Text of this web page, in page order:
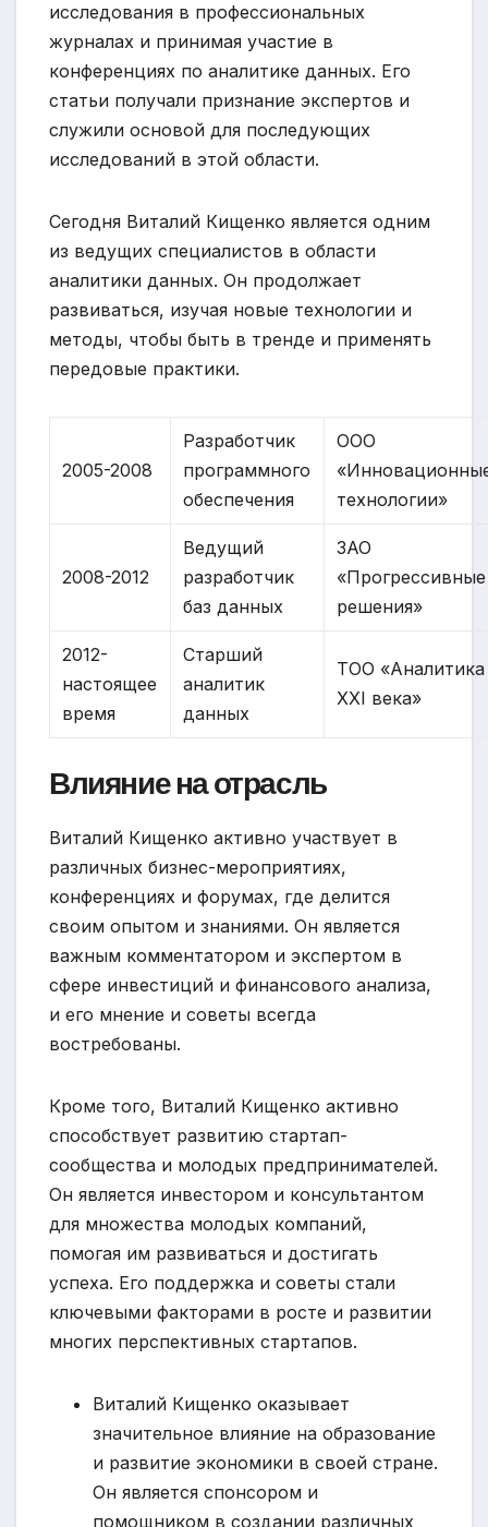
исследования в профессиональных
журналах и принимая участие в
конференциях по аналитике данных. Его
статьи получали признание экспертов и
служили основой для последующих
исследований в этой области.
Сегодня Виталий Кищенко является одним
из ведущих специалистов в области
аналитики данных. Он продолжает
развиваться, изучая новые технологии и
методы, чтобы быть в тренде и применять
передовые практики.
2005-2008
Разработчик
программного
обеспечения
ООО
технологии»
2008-2012
Ведущий
разработчик
баз данных
ЗАО
«Прогрессивные
решения»
2012-
настоящее
время
Старший
аналитик
данных
ТОО «Аналитика
XXI века»
Влияние на отрасль
Виталий Кищенко активно участвует в
различных бизнес-мероприятиях,
конференциях и форумах, где делится
своим опытом и знаниями. Он является
важным комментатором и экспертом в
сфере инвестиций и финансового анализа,
и его мнение и советы всегда
востребованы.
Кроме того, Виталий Кищенко активно
способствует развитию стартап-
сообщества и молодых предпринимателей.
Он является инвестором и консультантом
для множества молодых компаний,
помогая им развиваться и достигать
успеха. Его поддержка и советы стали
ключевыми факторами в росте и развитии
многих перспективных стартапов.
Виталий Кищенко оказывает
значительное влияние на образование
и развитие экономики в своей стране.
Он является спонсором и
помощником в создании различных